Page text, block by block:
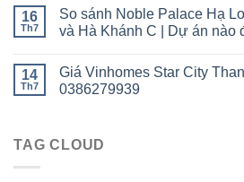
16
Th7
So sánh Noble Palace Hạ
và Hà Khánh C | Dự án nào
14
Th7
Giá Vinhomes Star City
0386279939
TAG CLOUD